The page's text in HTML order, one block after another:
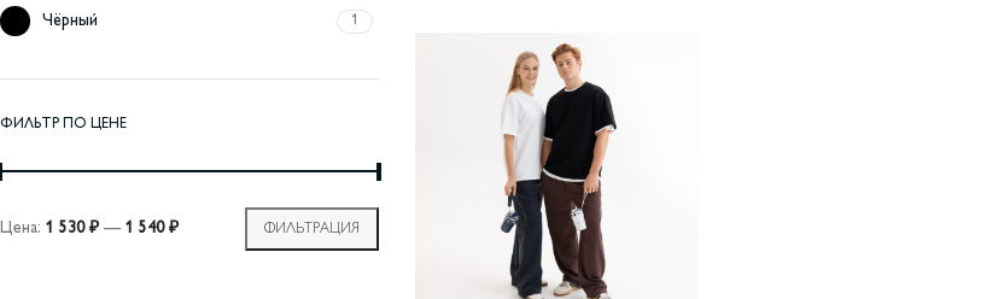
Чёрный 1
ФИЛЬТР ПО ЦЕНЕ
ФИЛЬТРАЦИЯ
Цена: 1 530 ₽— 1 540 ₽